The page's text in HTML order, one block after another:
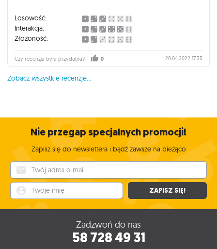
Losowość:
Interakcja:
Złożoność:
Czy recenzja była przydatna? 0 28.04.2022 17:35
Zobacz wszystkie recenzje...
Nie przegap specjalnych promocji!
Zapisz się do newslettera i bądź zawsze na bieżąco
ZAPISZ SIĘ!
Zadzwoń do nas
58 728 49 31